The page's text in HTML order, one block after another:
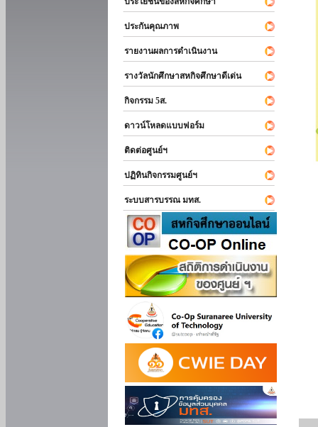
ประกันคุณภาพ
รายงานผลการดำเนินงาน
รางวัลนักศึกษาสหกิจศึกษาดีเด่น
กิจกรรม 5ส.
ดาวน์โหลดแบบฟอร์ม
ติดต่อศูนย์ฯ
ปฏิทินกิจกรรมศูนย์ฯ
ระบบสารบรรณ มทส.